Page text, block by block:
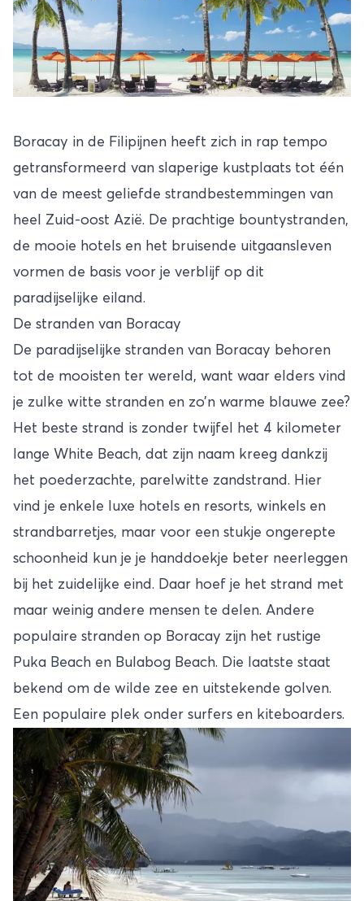
Boracay in de Filipijnen heeft zich in rap tempo
getransformeerd van slaperige kustplaats tot één
van de meest geliefde strandbestemmingen van
heel Zuid-oost Azië. De prachtige bountystranden,
de mooie hotels en het bruisende uitgaansleven
vormen de basis voor je verblijf op dit
paradijselijke eiland.
De stranden van Boracay
De paradijselijke stranden van Boracay behoren
tot de mooisten ter wereld, want waar elders vind
je zulke witte stranden en zo’n warme blauwe zee?
Het beste strand is zonder twijfel het 4 kilometer
lange White Beach, dat zijn naam kreeg dankzij
het poederzachte, parelwitte zandstrand. Hier
vind je enkele luxe hotels en resorts, winkels en
strandbarretjes, maar voor een stukje ongerepte
schoonheid kun je je handdoekje beter neerleggen
bij het zuidelijke eind. Daar hoef je het strand met
maar weinig andere mensen te delen. Andere
populaire stranden op Boracay zijn het rustige
Puka Beach en Bulabog Beach. Die laatste staat
bekend om de wilde zee en uitstekende golven.
Een populaire plek onder surfers en kiteboarders.